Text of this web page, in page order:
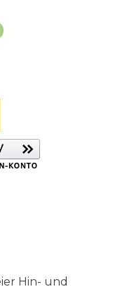
Hin- und